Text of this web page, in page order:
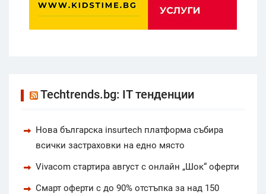
Techtrends.bg: IT тенденции
Нова българска insurtech платформа събира
всички застраховки на едно място
Vivacom стартира август с онлайн „Шок“ оферти
Смарт оферти с до 90% отстъпка за над 150